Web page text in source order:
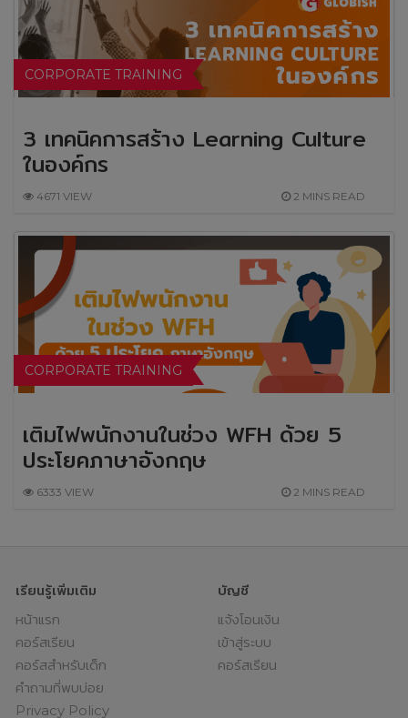
CORPORATE TRAINING
3 เทคนิคการสร้าง Learning Culture
ในองค์กร
4671 VIEW 2 MINS READ
CORPORATE TRAINING
เติมไฟพนักงานในช่วง WFH ด้วย 5
ประโยคภาษาอังกฤษ
6333 VIEW 2 MINS READ
เรียนรู้เพิ่มเติม
หน้าแรก
คอร์สเรียน
คอร์สสำหรับเด็ก
คำถามที่พบบ่อย
Privacy Policy
บัญชี
แจ้งโอนเงิน
เข้าสู่ระบบ
คอร์สเรียน